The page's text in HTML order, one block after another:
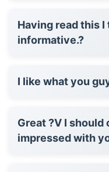
Having read this
informative.?
I like what you
Great ?V I
impressed with